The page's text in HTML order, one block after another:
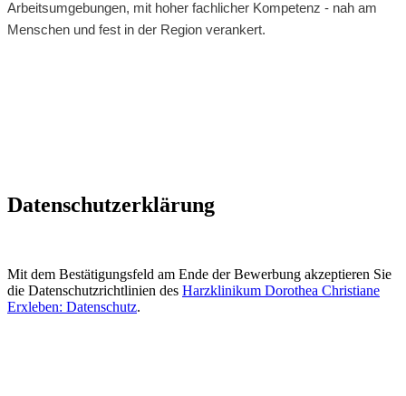
Arbeitsumgebungen, mit hoher fachlicher Kompetenz - nah am
Menschen und fest in der Region verankert.
Datenschutzerklärung
Mit dem Bestätigungsfeld am Ende der Bewerbung akzeptieren Sie
die Datenschutzrichtlinien des Harzklinikum Dorothea Christiane
Erxleben: Datenschutz.